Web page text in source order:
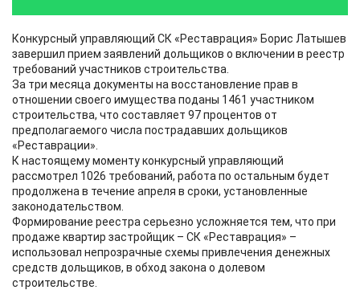
Конкурсный управляющий СК «Реставрация» Борис Латышев
завершил прием заявлений дольщиков о включении в реестр
требований участников строительства.
За три месяца документы на восстановление прав в
отношении своего имущества поданы 1461 участником
строительства, что составляет 97 процентов от
предполагаемого числа пострадавших дольщиков
«Реставрации».
К настоящему моменту конкурсный управляющий
рассмотрел 1026 требований, работа по остальным будет
продолжена в течение апреля в сроки, установленные
законодательством.
Формирование реестра серьезно усложняется тем, что при
продаже квартир застройщик – СК «Реставрация» –
использовал непрозрачные схемы привлечения денежных
средств дольщиков, в обход закона о долевом
строительстве.